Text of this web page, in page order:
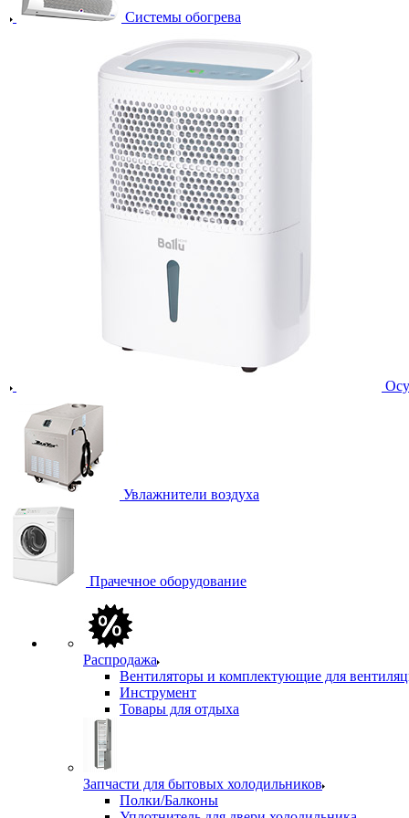
Системы обогрева
Увлажнители воздуха
Прачечное оборудование
Распродажа
Вентиляторы и комплектующие для
Инструмент
Товары для отдыха
Запчасти для бытовых холодильников
Полки/Балконы